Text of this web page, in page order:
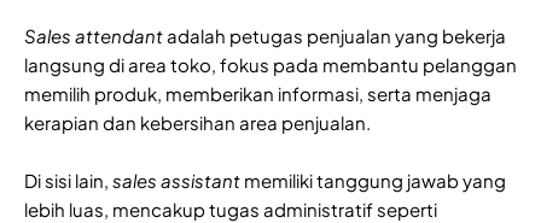
Sales attendantadalah petugas penjualan yang bekerja
langsung di area toko, fokus pada membantu pelanggan
memilih produk, memberikan informasi, serta menjaga
kerapian dan kebersihan area penjualan.
Di sisi lain, sales assistant memiliki tanggung jawab yang
lebih luas, mencakup tugas administratif seperti